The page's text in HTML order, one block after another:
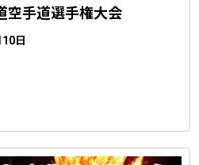
空手道選手権大会
日